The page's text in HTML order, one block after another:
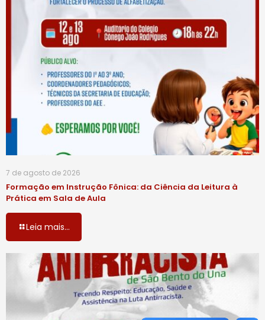
7 de agosto de 2026
Formação em Instrução Fônica: da Ciência da Leitura à
Prática em Sala de Aula
Leia mais...